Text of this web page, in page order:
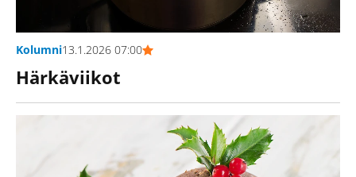
Kolumni13.1.2026 07:00
Härkäviikot